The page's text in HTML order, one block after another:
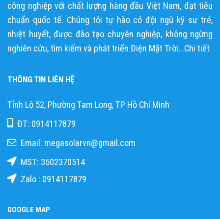
công nghiệp với chất lượng hàng đầu Việt Nam, đạt tiêu
chuẩn quốc tế. Chúng tôi tự hào có đội ngũ kỹ sư trẻ,
nhiệt huyết, được đào tạo chuyên nghiệp, không ngừng
nghiên cứu, tìm kiếm và phát triển Điện Mặt Trời...Chi tiết
THÔNG TIN LIÊN HỆ
Tỉnh Lộ 52, Phường Tam Long, TP Hồ Chí Minh
ĐT: 0914117879
Email: megasolarvn@gmail.com
MST: 3502370514
Zalo : 0914117879
GOOGLE MAP